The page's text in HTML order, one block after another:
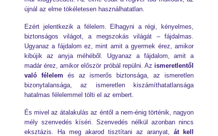
újnál az elme tökéletesen használhatatlan.
Ezért jelentkezik a félelem. Elhagyni a régi, kényelmes,
biztonságos világot, a megszokás világát – fájdalmas.
Ugyanaz a fájdalom ez, mint amit a gyermek érez, amikor
kibújik az anyja méhéből. Ugyanaz a fájdalom, amit a
madár érez, amikor először próbál repülni. Az ismeretlentől
való félelem és az ismerős biztonsága, az ismeretlen
bizonytalansága, az ismeretlen kiszámíthatatlansága
hatalmas félelemmel tölti el az embert.
És mivel az átalakulás az éntől a nem-énig történik, nagyon
mély szenvedés kíséri. Szenvedés nélkül azonban nincs
eksztázis. Ha meg akarod tisztítani az aranyat, át kell